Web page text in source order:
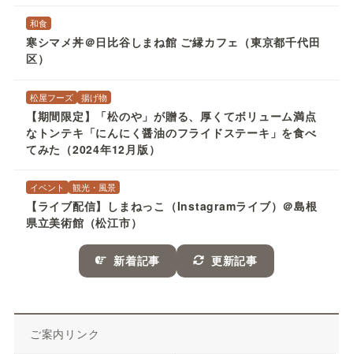
和食
寒シマメ丼＠日比谷しまね館 ご縁カフェ（東京都千代田
区）
松屋フーズ 揚げ物
【期間限定】「松のや」が贈る、厚くてボリューム満点
なトンテキ「にんにく醤油のフライドステーキ」を食べ
てみた（2024年12月版）
イベント 観光・風景
【ライブ配信】しまねっこ（Instagramライブ）＠島根
県立美術館（松江市）
新着記事 更新記事
ご案内リンク